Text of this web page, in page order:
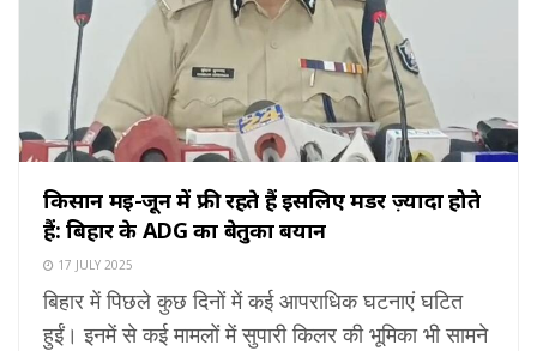
किसान मई-जून में फ्री रहते हैं इसलिए मर्डर ज़्यादा होते
हैं: बिहार के ADG का बेतुका बयान
17 JULY 2025
बिहार में पिछले कुछ दिनों में कई आपराधिक घटनाएं घटित
हुईं। इनमें से कई मामलों में सुपारी किलर की भूमिका भी सामने